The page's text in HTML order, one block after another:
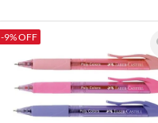
-9% OFF